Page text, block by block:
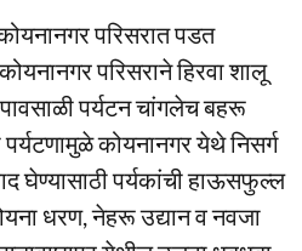
परिसरात पडत
परिसराने हिरवा शालू
पर्यटन चांगलेच बहरू
कोयनानगर येथे निसर्ग
घेण्यासाठी पर्यकांची हाऊसफुल्ल
धरण, नेहरू उद्यान व नवजा